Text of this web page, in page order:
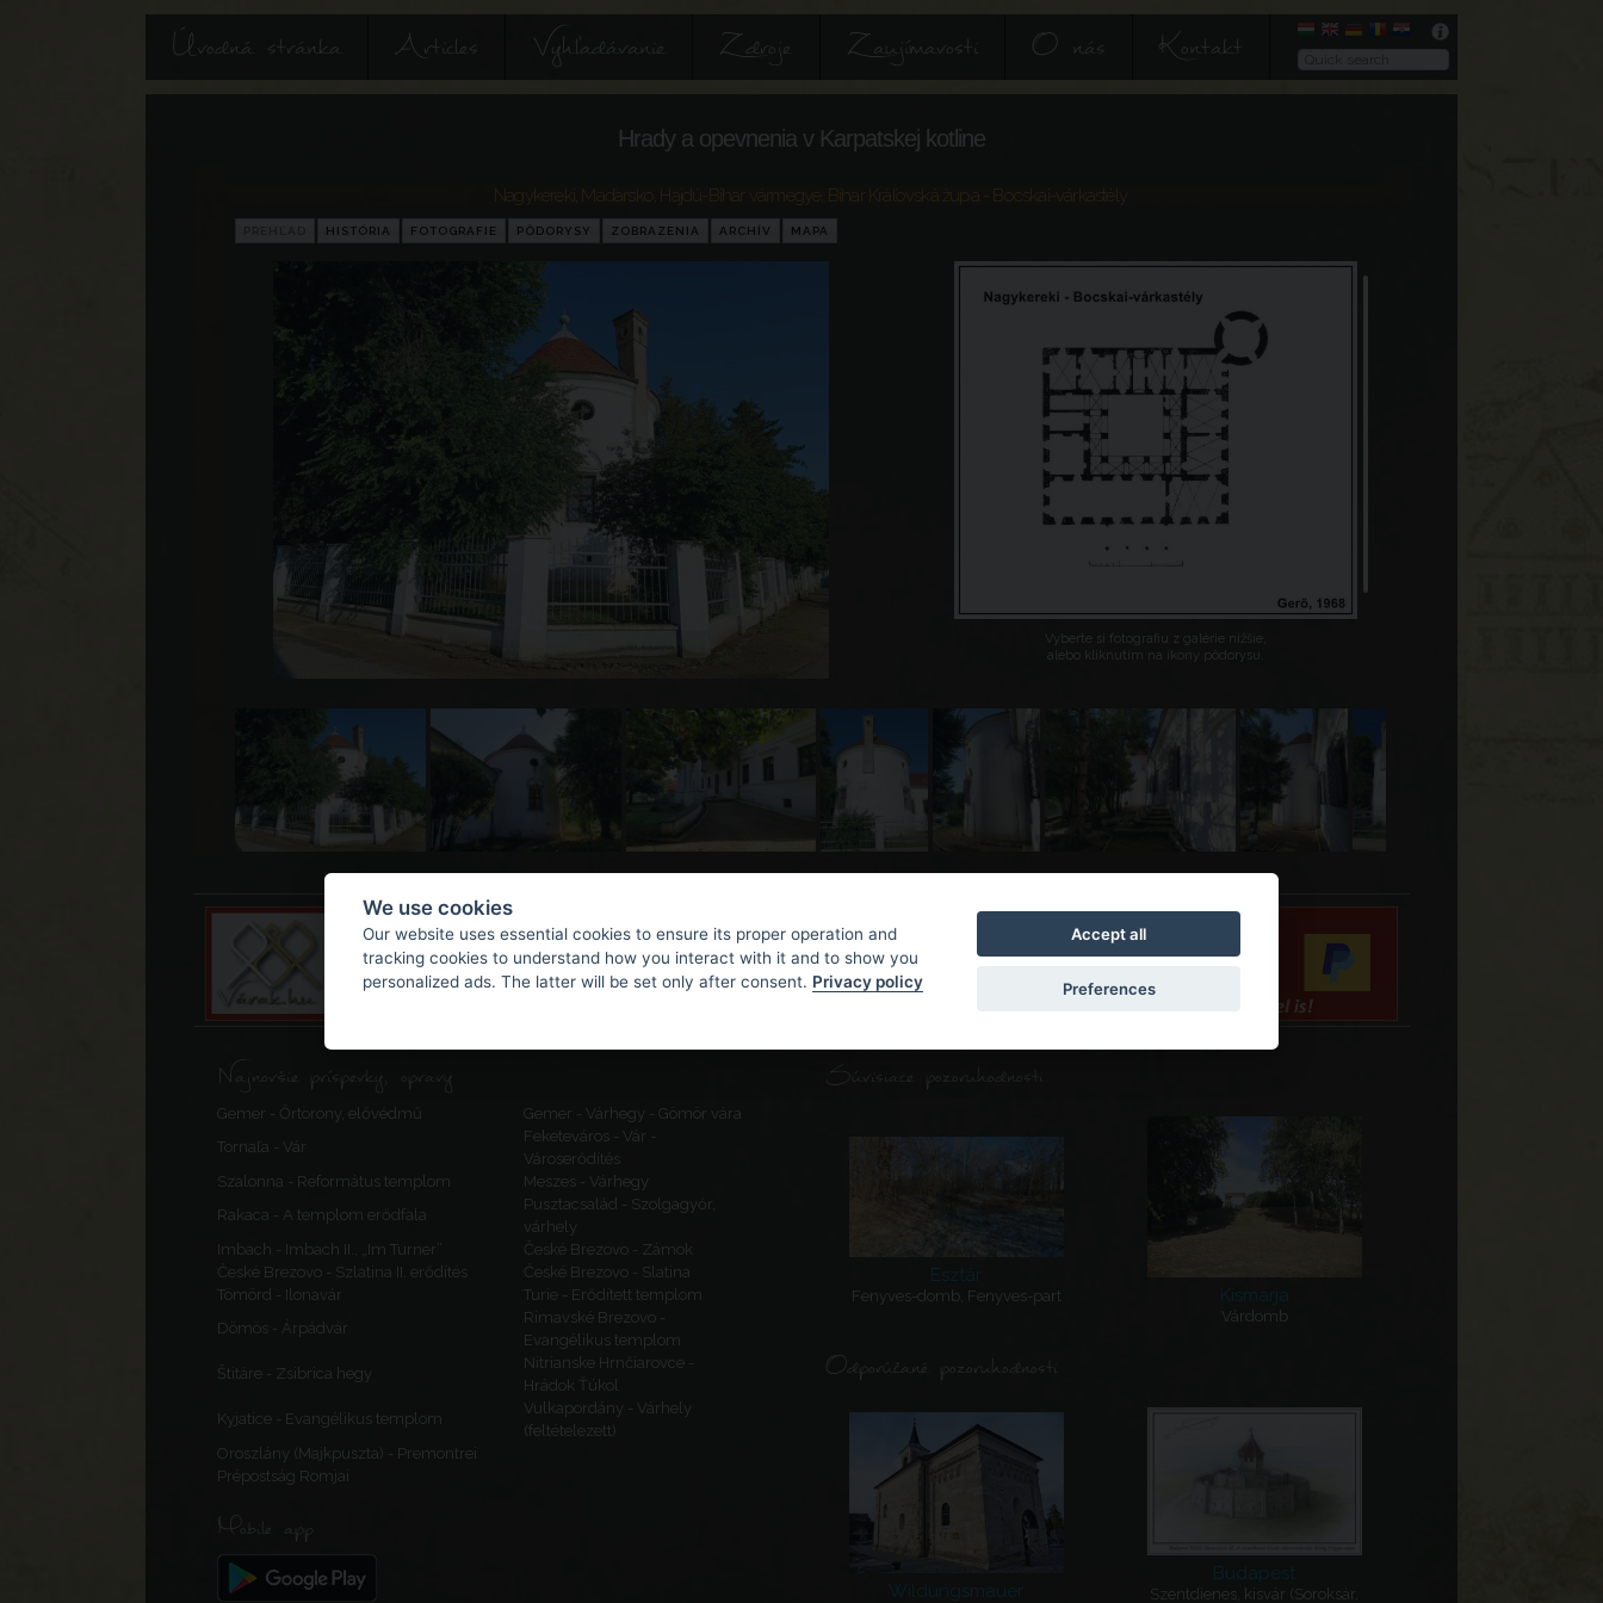
Úvodná stránka Articles Vyhľadávanie Zdroje Zaujímavosti O nás Kontakt
Hrady a opevnenia v Karpatskej kotline
Nagykereki Maďarsko Hajdú-Bihar vármegye Bihar Kráľovská župa - Bocskai-várkastély
HISTÓRIA FOTOGRAFIE PÔDORYSY ZOBRAZENIA ARCHÍV MAPA
Vyberte si fotografiu z galérie nižšie,
alebo kliknutím na ikony pôdorysu.
Najnovšie príspevky, opravy
Gemer - Őrtorony, elővédmű
Gemer - Várhegy - Gömör vára
Tornaľa - Vár
Feketeváros - Vár -
Városerődítés
Szalonna - Református templom
Meszes - Várhegy
Rakaca - A templom erődfala
Pusztacsalád - Szolgagyőr,
várhely
Imbach - Imbach II., „Im Turner”
České Brezovo - Zámok
České Brezovo - Szlatina II. erődítés
České Brezovo - Slatina
Tömörd - Ilonavár
Turie - Erődített templom
Dömös - Árpádvár
Rimavské Brezovo -
Evangélikus templom
Štitáre - Zsibrica hegy
Nitrianske Hrnčiarovce -
Hrádok Ťúkol
Kyjatice - Evangélikus templom
Vulkapordány - Várhely
(feltételezett)
Oroszlány (Majkpuszta) - Premontrei
Prépostság Romjai
Mobile app
Súvisiace pozoruhodnosti
Esztár
Fenyves-domb, Fenyves-part Kismarja
Várdomb
Odporúčané pozoruhodnosti
Wildungsmauer
Budapest
Szentdienes, kisvár (Soroksár,
We use cookies
Our website uses essential cookies to ensure its proper operation and
tracking cookies to understand how you interact with it and to show you
personalized ads. The latter will be set only after consent. Privacy policy
Accept all
Preferences